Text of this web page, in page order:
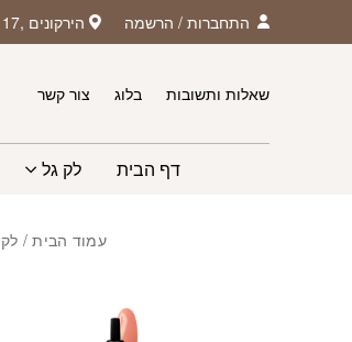
Skip to Content
התחברות / הרשמה הירקונים ,17 פתח תקווה
שאלות ותשובות
בלוג צור קשר
דף הבית לק גל
עמוד הבית/
בחזרה למעלה